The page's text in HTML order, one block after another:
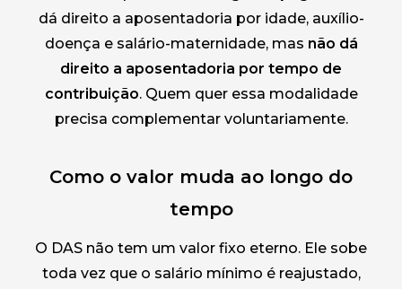
dá direito a aposentadoria por idade, auxílio-
doença e salário-maternidade, mas não dá
direito a aposentadoria por tempo de
contribuição. Quem quer essa modalidade
precisa complementar voluntariamente.
Como o valor muda ao longo do
tempo
O DAS não tem um valor fixo eterno. Ele sobe
toda vez que o salário mínimo é reajustado,